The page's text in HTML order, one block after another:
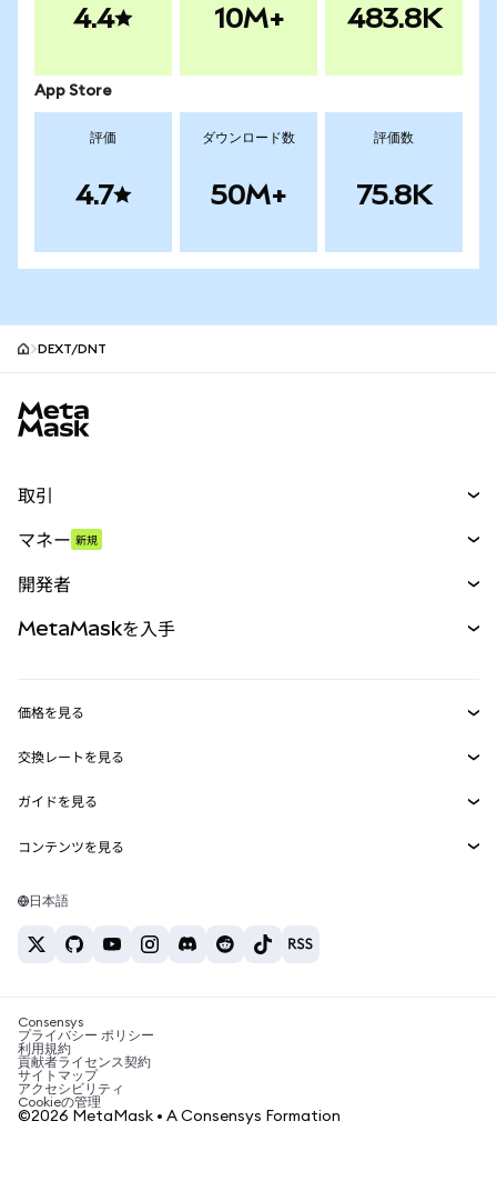
4.4 10M+ 483.8K
App Store
評価
4.7
ダウンロード数
50M+
評価数
75.8K
DEXT/DNT
取引
パーペチュアル
RWA
マネー 新規
開発者
MetaMask Connect
Snaps
Web3サービス
MetaMaskを入手
セキュリティ
サポート
キャリア
お問い合わせ
価格を見る
イーサリアムの価格
Solanaの価格
Tetherの価格
交換レートを見る
ETH→USD
USDT→INR
BTC→INR
ETH→USDT
ガイドを見る
ETHの購入
USDTの購入
SHIBの購入
BNBの購入
コンテンツを見る
Solanaウォレット
税制関連ニュース
暗号資産の購入方法は？
ビットコインを売るには？
日本語
Consensys
プライバシー ポリシー
利用規約
貢献者ライセンス契約
サイトマップ
アクセシビリティ
Cookieの管理
©2026 MetaMask • A Consensys Formation